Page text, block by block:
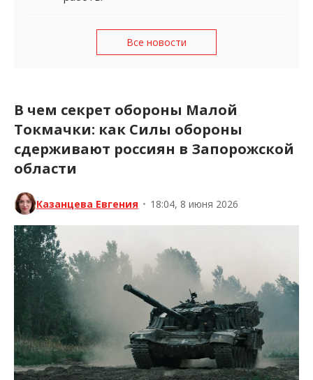
Все новости
В чем секрет обороны Малой
Токмачки: как Силы обороны
сдерживают россиян в Запорожской
области
Казанцева Евгения • 18:04, 8 июня 2026